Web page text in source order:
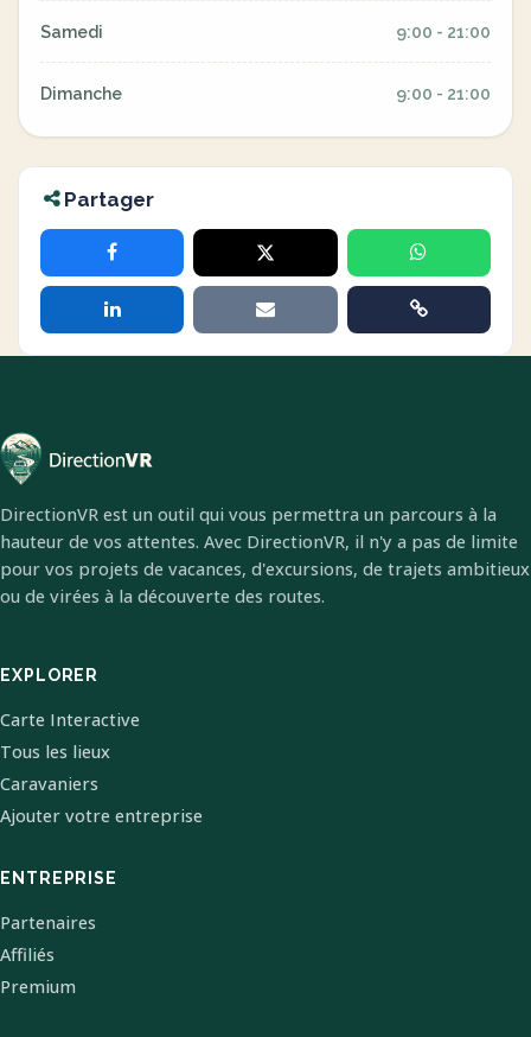
Samedi 9:00 - 21:00
Dimanche 9:00 - 21:00
Partager
DirectionVR est un outil qui vous permettra un parcours à la
hauteur de vos attentes. Avec DirectionVR, il n'y a pas de limite
pour vos projets de vacances, d'excursions, de trajets ambitieux
ou de virées à la découverte des routes.
EXPLORER
Carte Interactive
Tous les lieux
Caravaniers
Ajouter votre entreprise
ENTREPRISE
Partenaires
Affiliés
Premium